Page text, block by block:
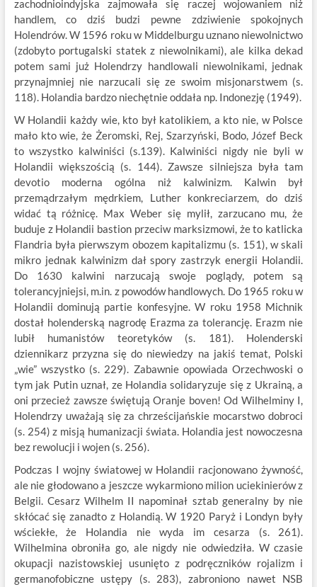
zachodnioindyjska zajmowała się raczej wojowaniem niż
handlem, co dziś budzi pewne zdziwienie spokojnych
Holendrów. W 1596 roku w Middelburgu uznano niewolnictwo
(zdobyto portugalski statek z niewolnikami), ale kilka dekad
potem sami już Holendrzy handlowali niewolnikami, jednak
przynajmniej nie narzucali się ze swoim misjonarstwem (s.
118). Holandia bardzo niechętnie oddała np. Indonezję (1949).
W Holandii każdy wie, kto był katolikiem, a kto nie, w Polsce
mało kto wie, że Żeromski, Rej, Szarzyński, Bodo, Józef Beck
to wszystko kalwiniści (s.139). Kalwiniści nigdy nie byli w
Holandii większością (s. 144). Zawsze silniejsza była tam
devotio moderna ogólna niż kalwinizm. Kalwin był
przemądrzałym mędrkiem, Luther konkreciarzem, do dziś
widać tą różnicę. Max Weber się mylił, zarzucano mu, że
buduje z Holandii bastion przeciw marksizmowi, że to katlicka
Flandria była pierwszym obozem kapitalizmu (s. 151), w skali
mikro jednak kalwinizm dał spory zastrzyk energii Holandii.
Do 1630 kalwini narzucają swoje poglądy, potem są
tolerancyjniejsi, m.in. z powodów handlowych. Do 1965 roku w
Holandii dominują partie konfesyjne. W roku 1958 Michnik
dostał holenderską nagrodę Erazma za tolerancję. Erazm nie
lubił humanistów teoretyków (s. 181). Holenderski
dziennikarz przyzna się do niewiedzy na jakiś temat, Polski
„wie” wszystko (s. 229). Zabawnie opowiada Orzechwoski o
tym jak Putin uznał, ze Holandia solidaryzuje się z Ukrainą, a
oni przecież zawsze świętują Oranje boven! Od Wilhelminy I,
Holendrzy uważają się za chrześcijańskie mocarstwo dobroci
(s. 254) z misją humanizacji świata. Holandia jest nowoczesna
bez rewolucji i wojen (s. 256).
Podczas I wojny światowej w Holandii racjonowano żywność,
ale nie głodowano a jeszcze wykarmiono milion uciekinierów z
Belgii. Cesarz Wilhelm II napominał sztab generalny by nie
skłócać się zanadto z Holandią. W 1920 Paryż i Londyn były
wściekłe, że Holandia nie wyda im cesarza (s. 261).
Wilhelmina obroniła go, ale nigdy nie odwiedziła. W czasie
okupacji nazistowskiej usunięto z podręczników rojalizm i
germanofobiczne ustępy (s. 283), zabroniono nawet NSB